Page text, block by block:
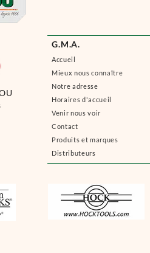
G.M.A.
Accueil
Mieux nous connaître
Notre adresse
Horaires d'accueil
Venir nous voir
Contact
Produits et marques
Distributeurs